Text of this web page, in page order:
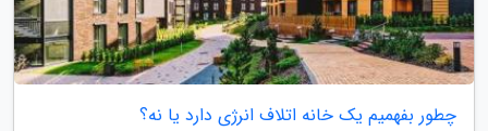
چطور بفهمیم یک خانه اتلاف انرژی دارد یا نه؟